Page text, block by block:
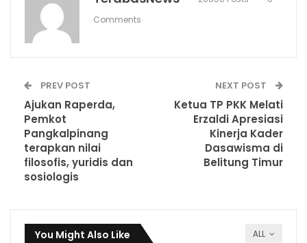
Comments
PREV POST
Ajukan Raperda,
Pemkot
Pangkalpinang
terapkan nilai
filosofis, yuridis dan
sosiologis
NEXT POST
Ketua TP PKK Melati
Erzaldi Apresiasi
Kinerja Kader
Dasawisma di
Belitung Timur
ALL
You Might Also Like